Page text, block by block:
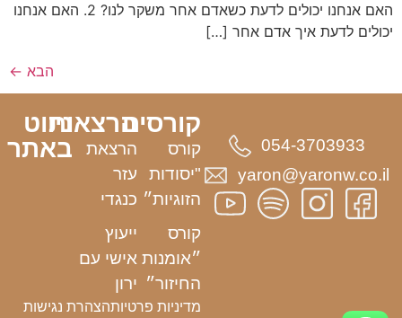
האם אנחנו יכולים לדעת כשאדם אחר משקר לנו? 2. האם אנחנו
יכולים לדעת איך אדם אחר […]
הבא ←
קורסים
קורס
"יסודות
הזוגיות״
קורס
״אומנות
החיזור״
הרצאות
הרצאת
עזר
כנגדי
ייעוץ
אישי עם
ירון
ניווט
באתר
מדיניות פרטיותהצהרת נגישות
054-3703933
yaron@yaronw.co.il